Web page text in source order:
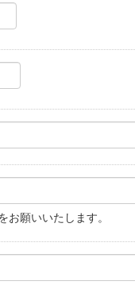
お願いいたします。